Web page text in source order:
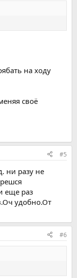
на ходу
своё
#5
ни разу не
еще раз
удобно.От
#6